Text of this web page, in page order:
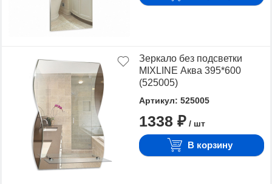
Зеркало без подсветки
MIXLINE Аква 395*600
(525005)
Артикул: 525005
1338 ₽ / шт
В корзину